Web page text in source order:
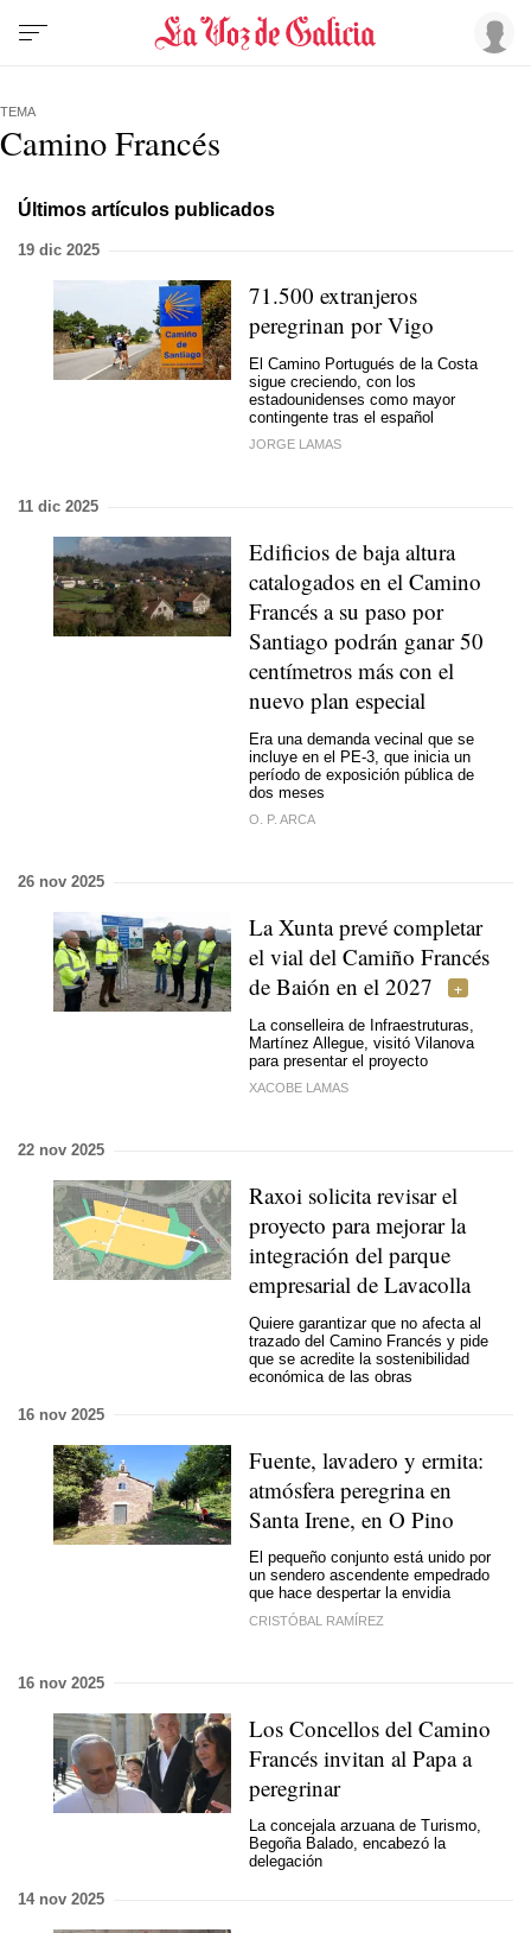
TEMA
Camino Francés
Últimos artículos publicados
19 dic 2025
71.500 extranjeros
peregrinan por Vigo
El Camino Portugués de la Costa
sigue creciendo, con los
estadounidenses como mayor
contingente tras el español
JORGE LAMAS
11 dic 2025
Edificios de baja altura
catalogados en el Camino
Francés a su paso por
Santiago podrán ganar 50
centímetros más con el
nuevo plan especial
Era una demanda vecinal que se
incluye en el PE-3, que inicia un
período de exposición pública de
dos meses
O. P. ARCA
26 nov 2025
La Xunta prevé completar
el vial del Camiño Francés
de Baión en el 2027
La conselleira de Infraestruturas,
Martínez Allegue, visitó Vilanova
para presentar el proyecto
XACOBE LAMAS
22 nov 2025
Raxoi solicita revisar el
proyecto para mejorar la
integración del parque
empresarial de Lavacolla
Quiere garantizar que no afecta al
trazado del Camino Francés y pide
que se acredite la sostenibilidad
económica de las obras
16 nov 2025
Fuente, lavadero y ermita:
atmósfera peregrina en
Santa Irene, en O Pino
El pequeño conjunto está unido por
un sendero ascendente empedrado
que hace despertar la envidia
CRISTÓBAL RAMÍREZ
16 nov 2025
Los Concellos del Camino
Francés invitan al Papa a
peregrinar
La concejala arzuana de Turismo,
Begoña Balado, encabezó la
delegación
14 nov 2025